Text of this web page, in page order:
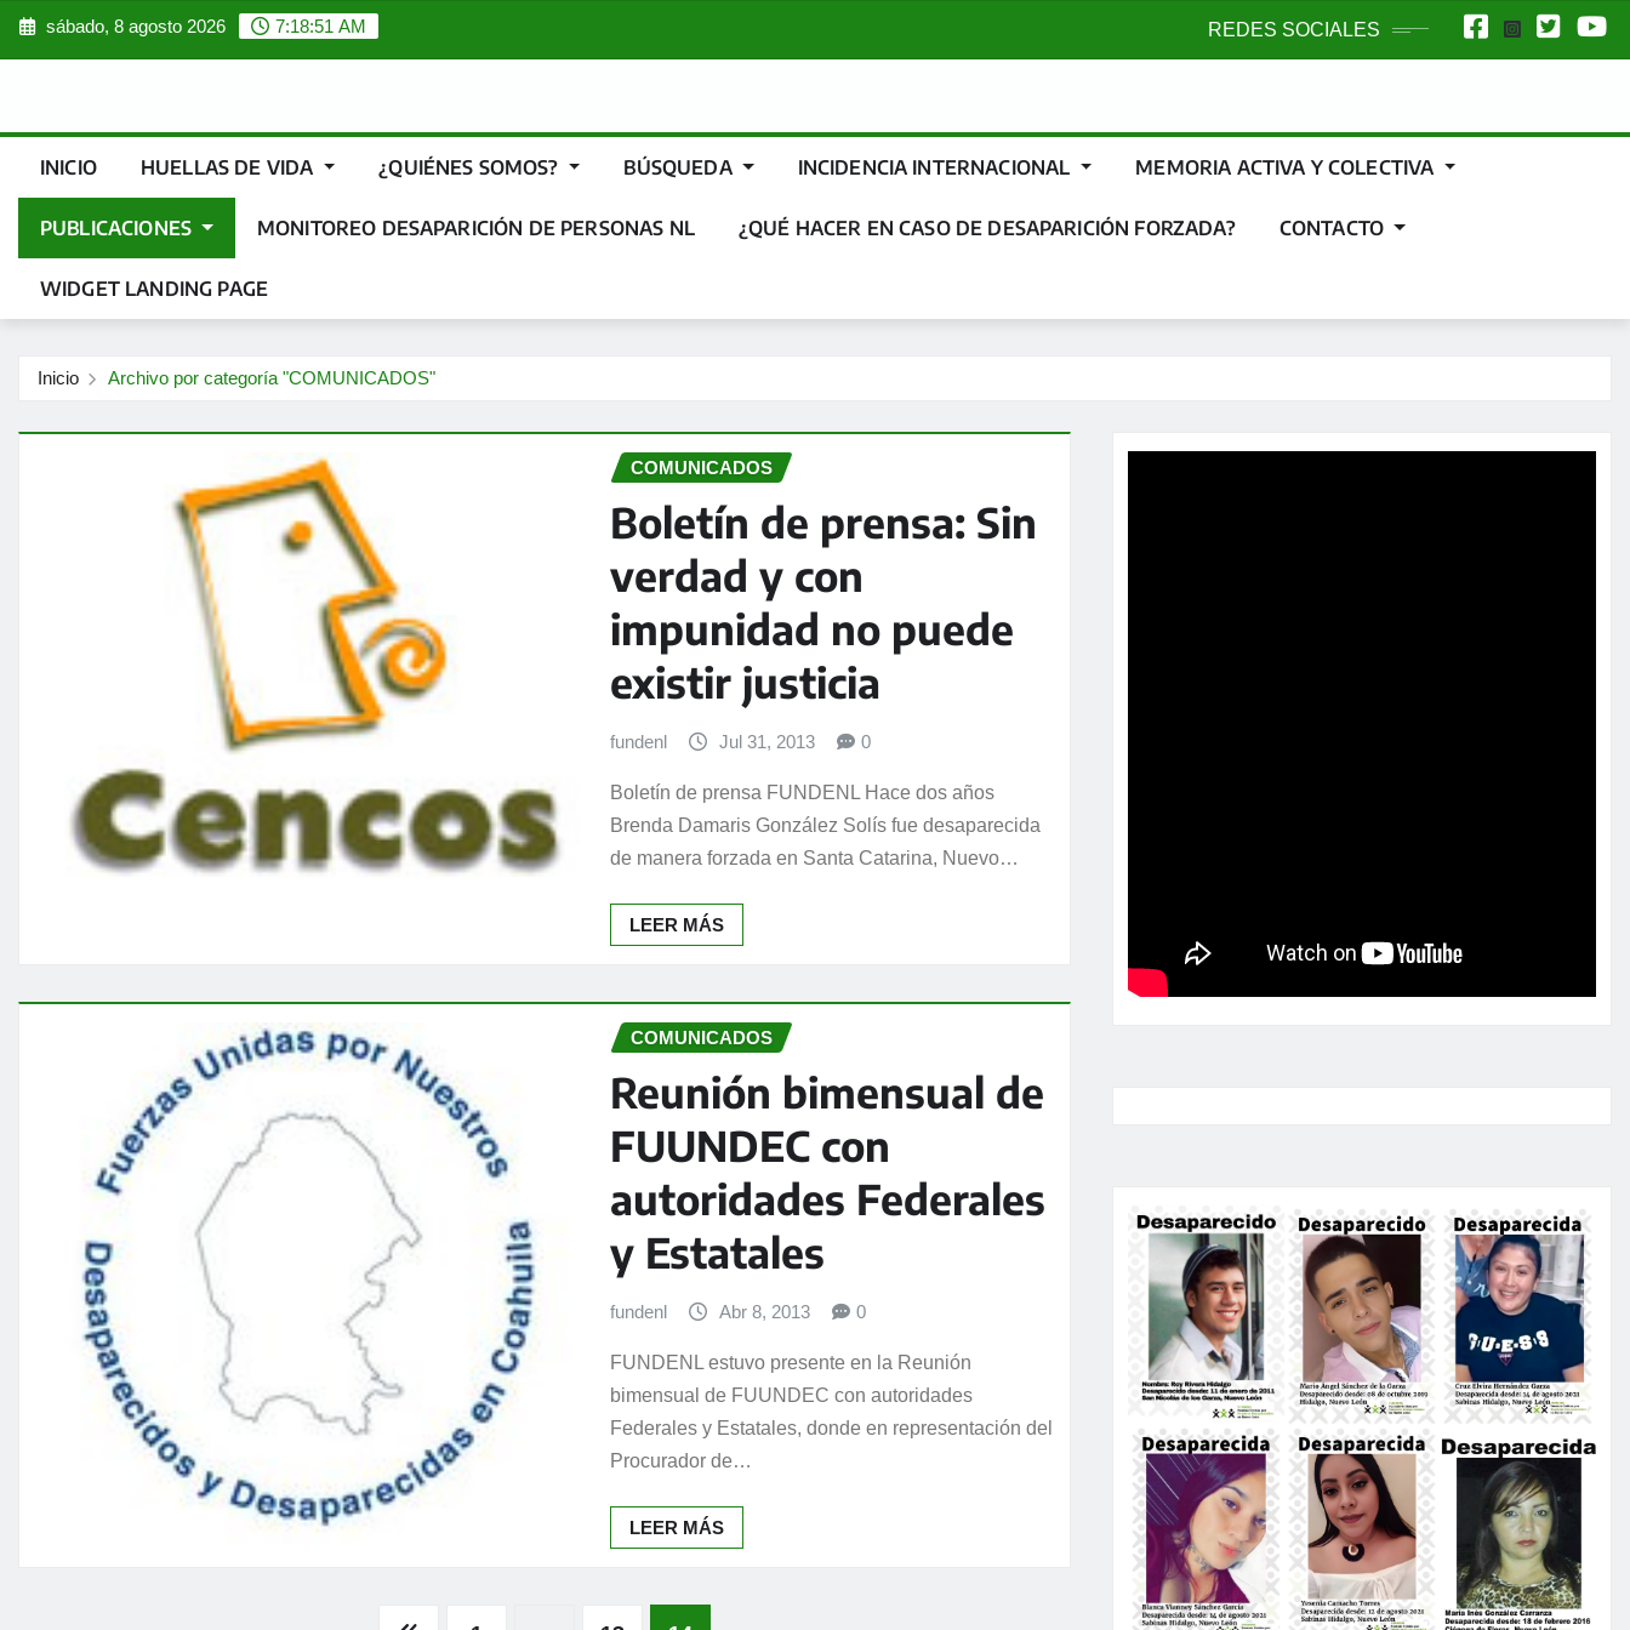
Saltar
sábado, 8 agosto 2026 7:18:52 AM REDES SOCIALES
INICIO HUELLAS DE VIDA ¿QUIÉNES SOMOS? BÚSQUEDA INCIDENCIA INTERNACIONAL MEMORIA ACTIVA Y COLECTIVA
PUBLICACIONES MONITOREO DESAPARICIÓN DE PERSONAS NL ¿QUÉ HACER EN CASO DE DESAPARICIÓN FORZADA? CONTACTO
WIDGET LANDING PAGE
Inicio Archivo por categoría "COMUNICADOS"
COMUNICADOS
Boletín de prensa: Sin
verdad y con
impunidad no puede
existir justicia
fundenl Jul 31, 2013 0
Boletín de prensa FUNDENL Hace dos años
Brenda Damaris González Solís fue desaparecida
de manera forzada en Santa Catarina, Nuevo…
LEER MÁS
COMUNICADOS
Reunión bimensual de
FUUNDEC con
autoridades Federales
y Estatales
fundenl Abr 8, 2013 0
FUNDENL estuvo presente en la Reunión
bimensual de FUUNDEC con autoridades
Federales y Estatales, donde en representación del
Procurador de…
LEER MÁS